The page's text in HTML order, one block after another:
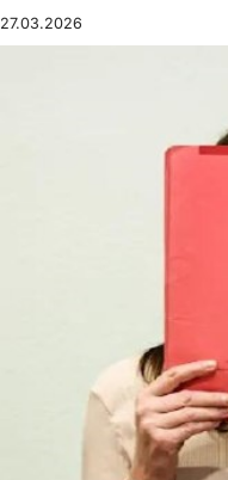
27.03.2026